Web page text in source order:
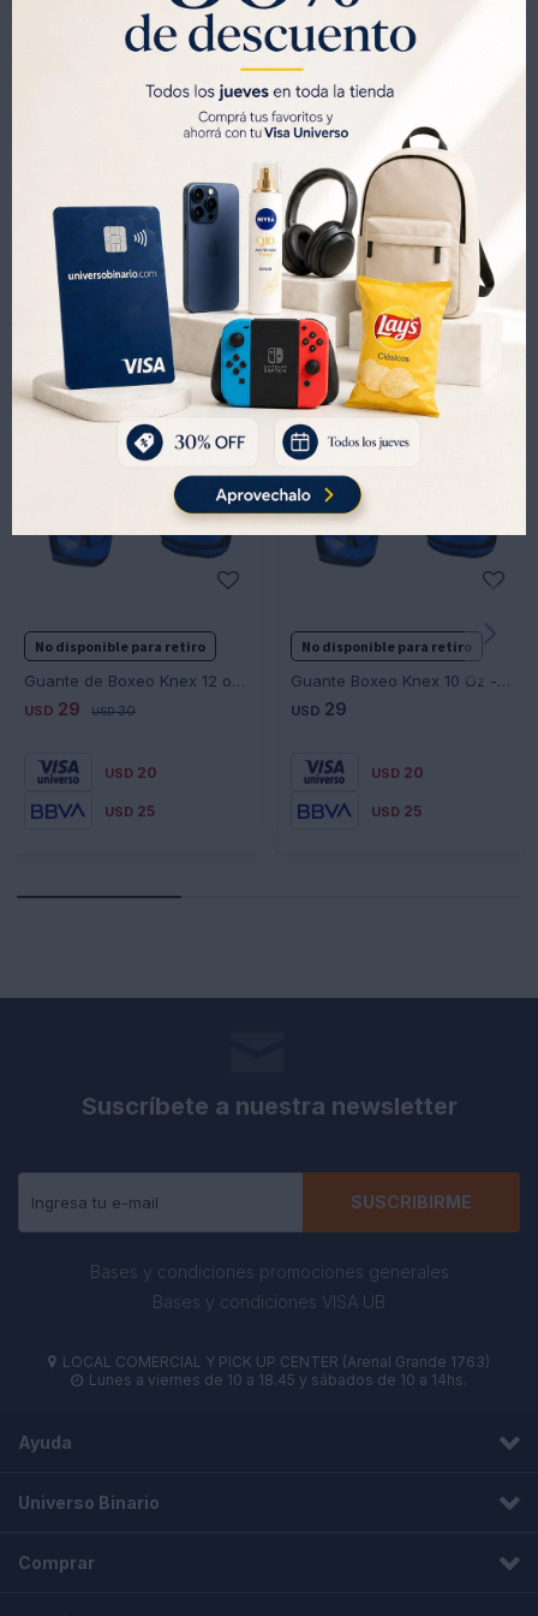
SOLO CON LA CÉDULA , GRATIS POR 1 AÑO .
  
Métodos y costos de envíos
Productos que te pueden interesar
No disponible para retiro
Guante de Boxeo Knex 12 oz Azul - AZUL
USD 29 USD 30
USD 20
USD 25
No disponible para retiro
Guante Boxeo Knex 10 Oz - AZUL
USD 29
USD 20
USD 25
Suscríbete a nuestra newsletter
SUSCRIBIRME
Bases y condiciones promociones generales
Bases y condiciones VISA UB
 LOCAL COMERCIAL Y PICK UP CENTER (Arenal Grande 1763)
 Lunes a viernes de 10 a 18.45 y sábados de 10 a 14hs.
Ayuda
Universo Binario
Comprar